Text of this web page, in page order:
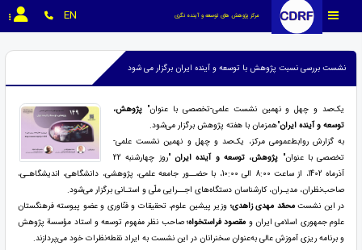
مرکز پژوهش های توسعه و آینده نگری EN
نشست بررسی نسبت پژوهش با توسعه و آینده ایران برگزار می شود
یک‌صد و چهل و نهمین نشست علمی-تخصصی با عنوان"پژوهش،
توسعه و آینده ایران"همزمان با هفته پژوهش برگزار می‌شود.
به گزارش روابط‌عمومی مرکز، یک‌صد و چهل و نهمین نشست علمی-
تخصصی با عنوان" پژوهش، توسعه و آینده ایران
"روز چهار‌شنبه 22
آذرماه 1402، از ساعت 8:00 الی 10:00، با حضــور جامعه علمی، پژوهشی، دانشگاهی، اندیشگاهـی،
صاحب‌نظران، مدیـران، کارشناسان دستگاه‌های اجــرایی ملّی و استـانی برگزار می‌شود.
در این نشستمحمّد مهدی زاهدی؛ وزیر پیشین علوم، تحقیقات و فنّاوری و عضو پیوسته فرهنگستان
علوم جمهوری اسلامی ایران و مقصود فراستخواه؛صاحب نظر مفهوم توسعه و استاد مؤسسة پژوهش
و برنامه­ ریزی آموزش عالی به‌عنوان سخنرانان در این نشست به ایراد نقطه‌نظرات خود می‌پردازند.